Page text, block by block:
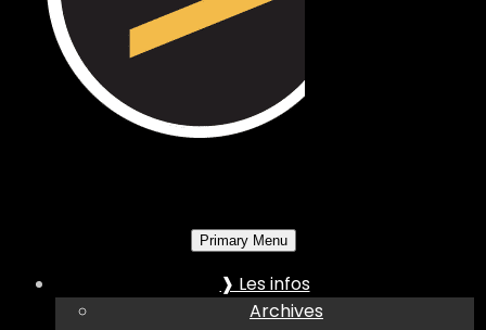
Primary Menu
❱ Les infos
Archives